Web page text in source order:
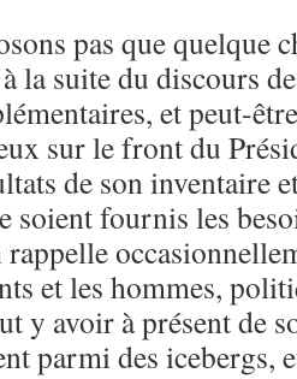
pas que quelque
la suite du discours
et peut-
sur le front du
de son inventaire
soient fournis les
et les hommes,
y avoir à présent de
parmi des icebergs,